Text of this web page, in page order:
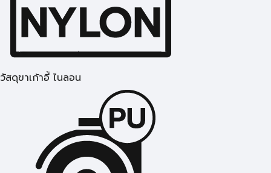
วัสดุขาเก้าอี้ ไนลอน